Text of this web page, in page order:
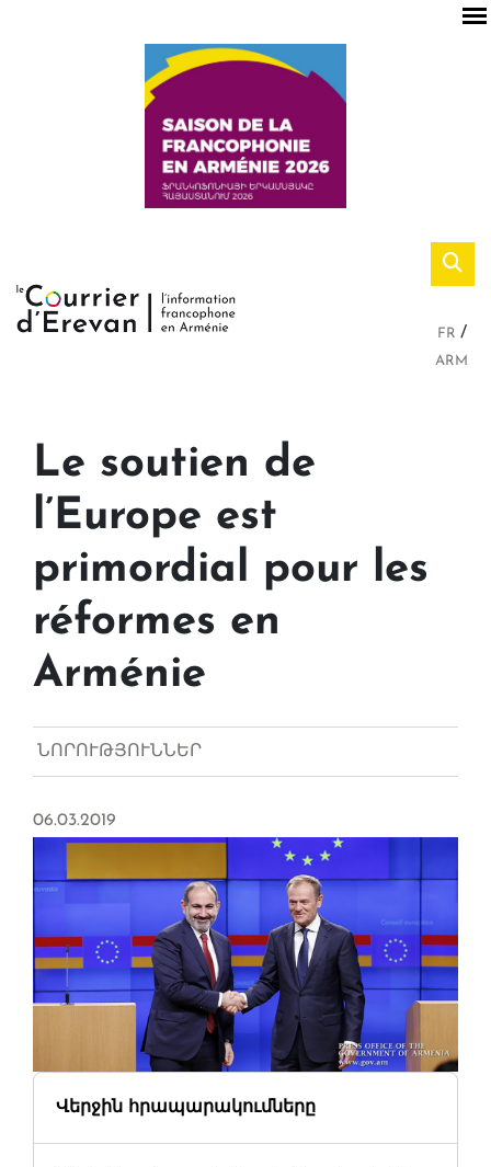
FR
ARM
Le soutien de
l’Europe est
primordial pour les
réformes en
Arménie
ՆՈՐՈՒԹՅՈՒՆՆԵՐ
06.03.2019
Վերջին հրապարակումները